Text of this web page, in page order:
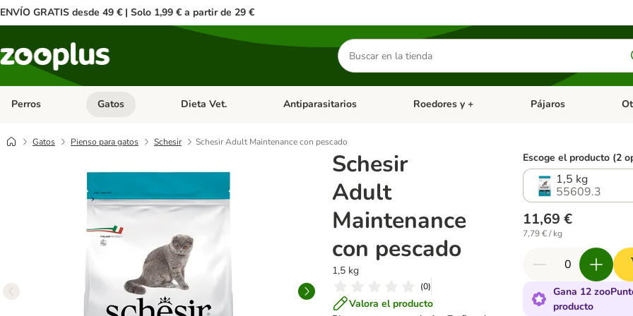
ENVÍO GRATIS desde 49 € | Solo 1,99 € a partir de 29 €
Buscar
productos
Perros Menú de categoria abierto: Perros
Gatos Menú de categoria abierto: Gatos
Dieta Vet. Menú de categoria abierto: Dieta Vet.
Antiparasitarios Menú de categoria abierto: Antiparasitarios
Roedores y + Menú de categoria
Pájaros
Gatos Pienso para gatos Schesir Schesir Adult Maintenance con pescado
Schesir
Adult
Maintenance
con pescado
1,5 kg
(0)
Valora el producto
Escoge el producto (2
1,5 kg
55609.3
11,69 €
7,79 € / kg
Gana 12
producto